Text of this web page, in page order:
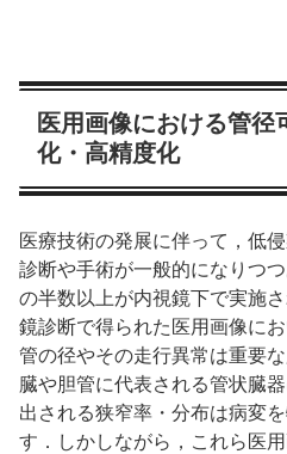
医用画像における管径
化・高精度化
医療技術の発展に伴って，低
診断や手術が一般的になりつ
の半数以上が内視鏡下で実施
鏡診断で得られた医用画像に
管の径やその走行異常は重要
臓や胆管に代表される管状臓
出される狭窄率・分布は病変
す．しかしながら，これら医